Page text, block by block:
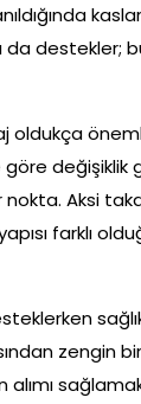
da
oldukça
değişiklik
Aksi
farklı
zengin